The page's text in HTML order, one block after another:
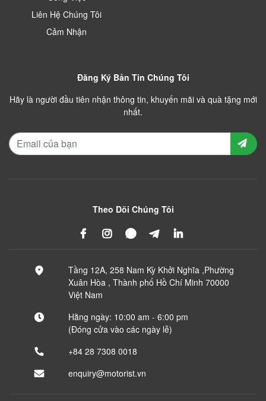
Liên Hệ Chúng Tôi
Cảm Nhận
Đăng Ký Bản Tin Chúng Tôi
Hãy là người đầu tiên nhận thông tin, khuyến mãi và quà tặng mới
nhất.
Theo Dõi Chúng Tôi
Tầng 12A, 258 Nam Kỳ Khởi Nghĩa ,Phường
Xuân Hòa , Thành phố Hồ Chí Minh 70000
Việt Nam
Hằng ngày: 10:00 am - 6:00 pm
(Đóng cửa vào các ngày lễ)
+84 28 7308 0018
enquiry@motorist.vn